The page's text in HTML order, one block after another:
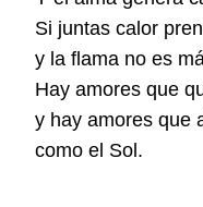
Si juntas calor
y la flama no es
Hay amores que
y hay amores que
como el Sol.